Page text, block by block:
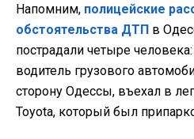
Напомним, полицейские
обстоятельства ДТП в
пострадали четыре
водитель грузового
сторону Одессы, въехал в
Toyota, который был